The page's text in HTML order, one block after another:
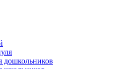
дошкольников